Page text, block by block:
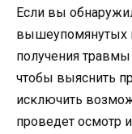
Если вы
вышеупомянутых
получения травмы
чтобы выяснить
исключить
проведет осмотр